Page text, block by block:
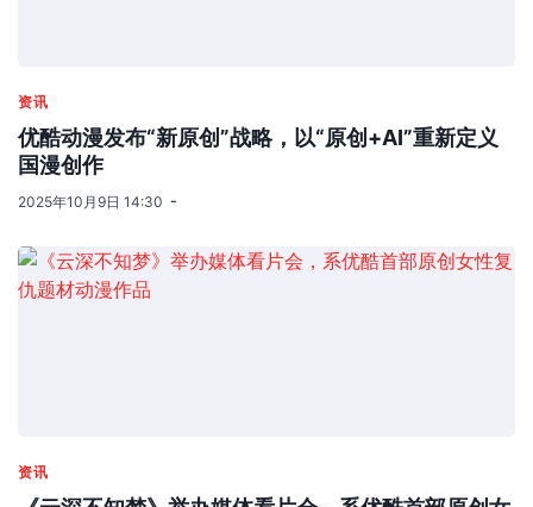
资讯
优酷动漫发布“新原创”战略，以“原创+AI”重新定义
国漫创作
2025年10月9日 14:30
资讯